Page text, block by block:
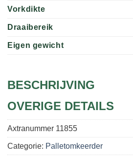
Vorkdikte
Draaibereik
Eigen gewicht
BESCHRIJVING
OVERIGE DETAILS
Axtranummer 11855
Categorie: Palletomkeerder